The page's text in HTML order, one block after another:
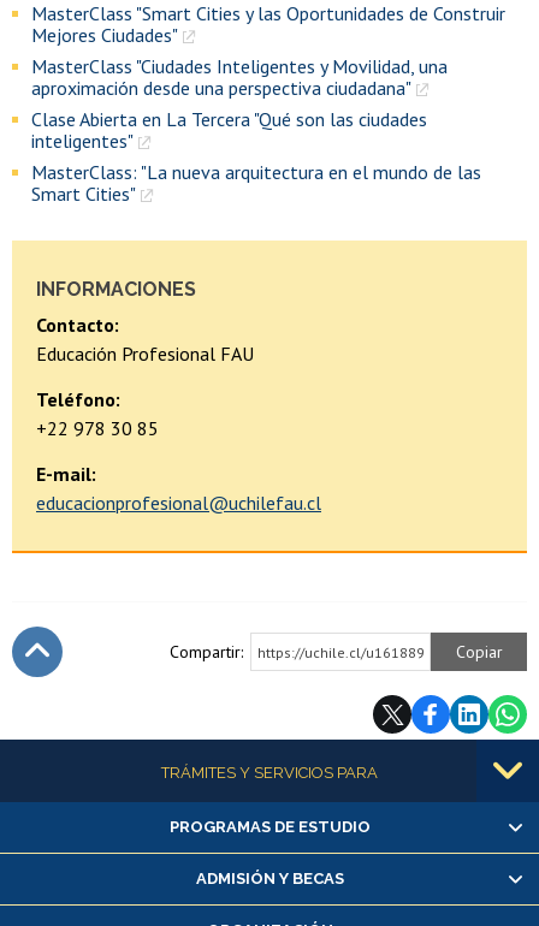
MasterClass "Smart Cities y las Oportunidades de Construir
Mejores Ciudades"
MasterClass "Ciudades Inteligentes y Movilidad, una
aproximación desde una perspectiva ciudadana"
Clase Abierta en La Tercera "Qué son las ciudades
inteligentes"
MasterClass: "La nueva arquitectura en el mundo de las
Smart Cities"
INFORMACIONES
Contacto:
Educación Profesional FAU
Teléfono:
+22 978 30 85
E-mail:
educacionprofesional@uchilefau.cl
Compartir: https://uchile.cl/u161889 Copiar
Más informaciónTRÁMITES Y SERVICIOS PARA
Alumnas/os y exalumnas/os
Matrícula en línea
Inscripción y cambio de asignaturas
PROGRAMAS DE ESTUDIO
ADMISIÓN Y BECAS